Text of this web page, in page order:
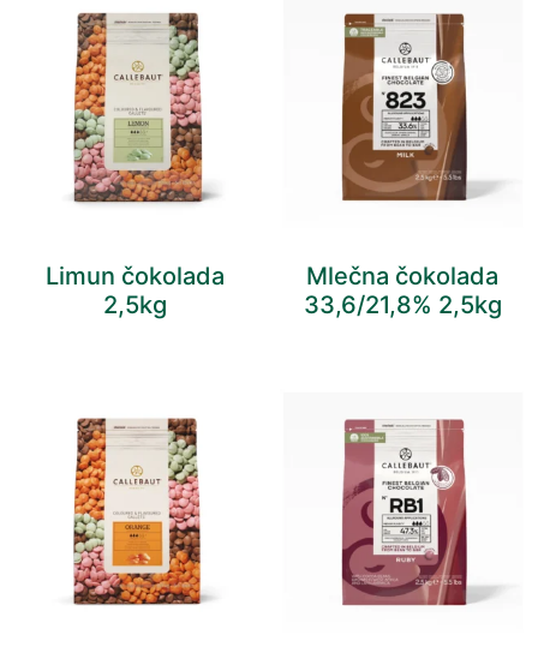
Limun čokolada
2,5kg
Mlečna čokolada
33,6/21,8% 2,5kg